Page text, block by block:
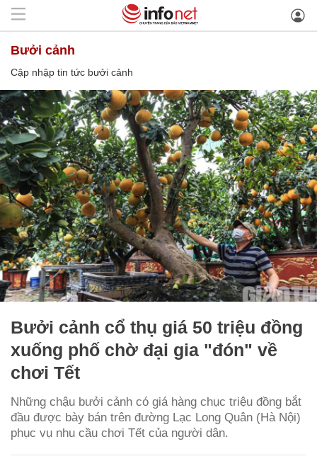
bưởi cảnh
Cập nhập tin tức bưởi cảnh
Bưởi cảnh cổ thụ giá 50 triệu đồng
xuống phố chờ đại gia "đón" về
chơi Tết
Những chậu bưởi cảnh có giá hàng chục triệu đồng bắt
đầu được bày bán trên đường Lạc Long Quân (Hà Nội)
phục vụ nhu cầu chơi Tết của người dân.